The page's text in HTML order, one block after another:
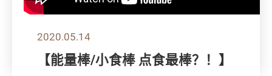
2020.05.14
【能量棒/小食棒 点食最棒？！】